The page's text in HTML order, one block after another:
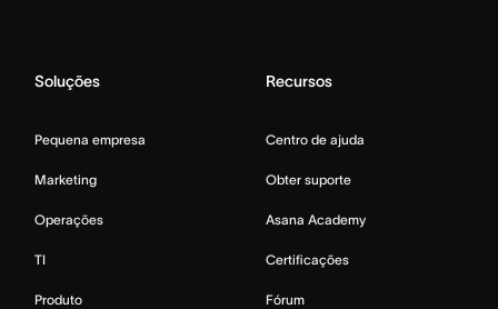
Soluções
Pequena empresa
Marketing
Operações
TI
Produto
Recursos
Centro de ajuda
Obter suporte
Asana Academy
Certificações
Fórum